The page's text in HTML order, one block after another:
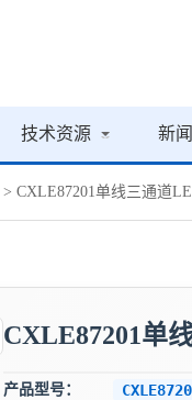
技术资源 新
> CXLE87201单线三通道
CXLE87201单
产品型号：